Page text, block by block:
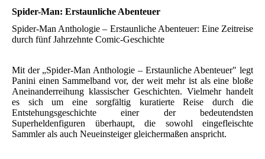
Spider-Man: Erstaunliche Abenteuer
Spider-Man Anthologie – Erstaunliche Abenteuer: Eine Zeitreise
durch fünf Jahrzehnte Comic-Geschichte
Mit der „Spider-Man Anthologie – Erstaunliche Abenteuer" legt
Panini einen Sammelband vor, der weit mehr ist als eine bloße
Aneinanderreihung klassischer Geschichten. Vielmehr handelt
es sich um eine sorgfältig kuratierte Reise durch die
Entstehungsgeschichte einer der bedeutendsten
Superheldenfiguren überhaupt, die sowohl eingefleischte
Sammler als auch Neueinsteiger gleichermaßen anspricht.